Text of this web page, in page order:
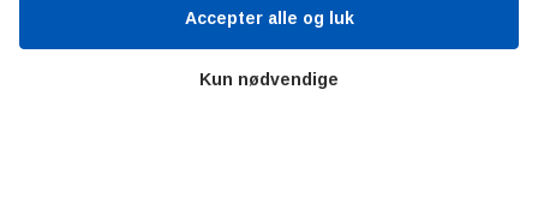
Altomhjemmet
Kun nødvendige
Accepter alle og luk